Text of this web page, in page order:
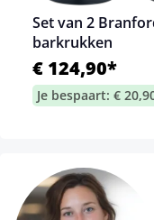
Set van 2
barkrukken
€ 124,90*
Je bespaart: €